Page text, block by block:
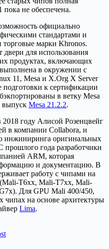
пока не обеспечена.
официально
стандартами и
торговые марки Khronos.
для использования
продуктах, включающих
в окружении с
11, Mesa и X.Org X Server
подготовки к сертификации
в ветку Mesa
выпуск Mesa 21.2.2.
году Алисой Розенцвейг
в компании Collabora, и
инжиниринга оригинальных
года разработчики
ARM, которая
и документацию. В
работу с чипами на
(Mali-T6xx, Mali-T7xx, Mali-
Для GPU Mali 400/450,
на основе архитектуры
Lima.